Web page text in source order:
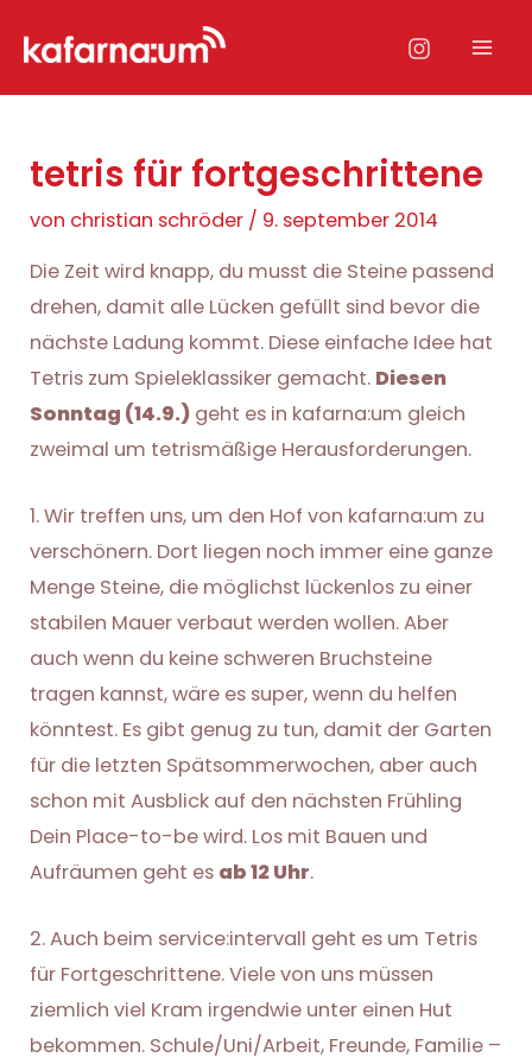
Inhalt
tetris für fortgeschrittene
von christian schröder / 9. september 2014
Die Zeit wird knapp, du musst die Steine passend
drehen, damit alle Lücken gefüllt sind bevor die
nächste Ladung kommt. Diese einfache Idee hat
Tetris zum Spieleklassiker gemacht. Diesen
Sonntag (14.9.) geht es in kafarna:um gleich
zweimal um tetrismäßige Herausforderungen.
1. Wir treffen uns, um den Hof von kafarna:um zu
verschönern. Dort liegen noch immer eine ganze
Menge Steine, die möglichst lückenlos zu einer
stabilen Mauer verbaut werden wollen. Aber
auch wenn du keine schweren Bruchsteine
tragen kannst, wäre es super, wenn du helfen
könntest. Es gibt genug zu tun, damit der Garten
für die letzten Spätsommerwochen, aber auch
schon mit Ausblick auf den nächsten Frühling
Dein Place-to-be wird. Los mit Bauen und
Aufräumen geht es ab 12 Uhr.
2. Auch beim service:intervall geht es um Tetris
für Fortgeschrittene. Viele von uns müssen
ziemlich viel Kram irgendwie unter einen Hut
bekommen. Schule/Uni/Arbeit, Freunde, Familie –